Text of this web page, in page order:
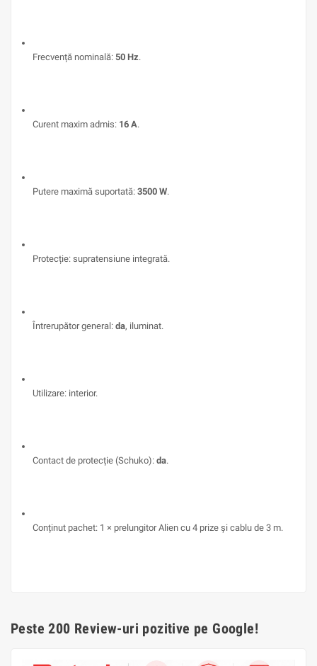
Frecvență nominală: 50 Hz.
Curent maxim admis: 16 A.
Putere maximă suportată: 3500 W.
Protecție: supratensiune integrată.
Întrerupător general: da, iluminat.
Utilizare: interior.
Contact de protecție (Schuko): da.
Conținut pachet: 1 × prelungitor Alien cu 4 prize și cablu de 3 m.
Peste 200 Review-uri pozitive pe Google!